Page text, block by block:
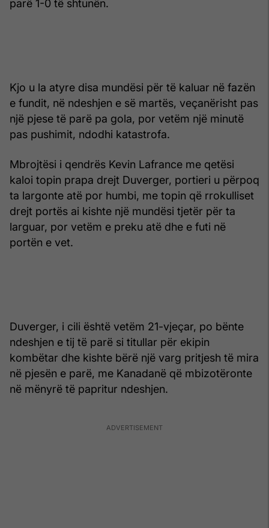
parë 1-0 të shtunën.
Kjo u la atyre disa mundësi për të kaluar në fazën
e fundit, në ndeshjen e së martës, veçanërisht pas
një pjese të parë pa gola, por vetëm një minutë
pas pushimit, ndodhi katastrofa.
Mbrojtësi i qendrës Kevin Lafrance me qetësi
kaloi topin prapa drejt Duverger, portieri u përpoq
ta largonte atë por humbi, me topin që rrokulliset
drejt portës ai kishte një mundësi tjetër për ta
larguar, por vetëm e preku atë dhe e futi në
portën e vet.
Duverger, i cili është vetëm 21-vjeçar, po bënte
ndeshjen e tij të parë si titullar për ekipin
kombëtar dhe kishte bërë një varg pritjesh të mira
në pjesën e parë, me Kanadanë që mbizotëronte
në mënyrë të papritur ndeshjen.